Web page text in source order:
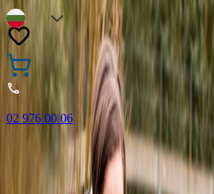
BG
02 976 00 06
🎁 Купи 3 продукта с марката
най-евтиния БЕЗПЛАТНО!
31.08.2026 г.